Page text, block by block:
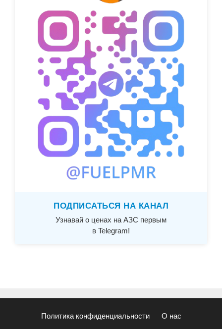
ПОДПИСАТЬСЯ НА КАНАЛ
Узнавай о ценах на АЗС первым
в Telegram!
Политика конфиденциальности О нас